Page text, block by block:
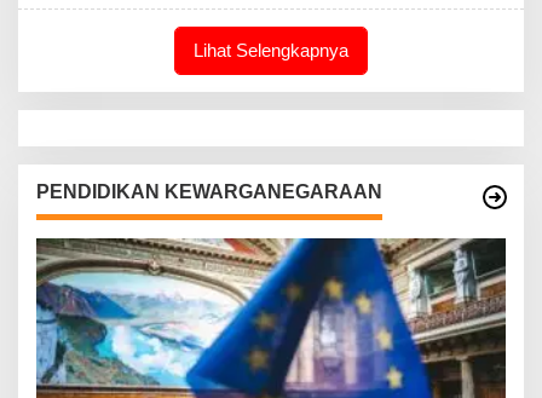
Lihat Selengkapnya
PENDIDIKAN KEWARGANEGARAAN